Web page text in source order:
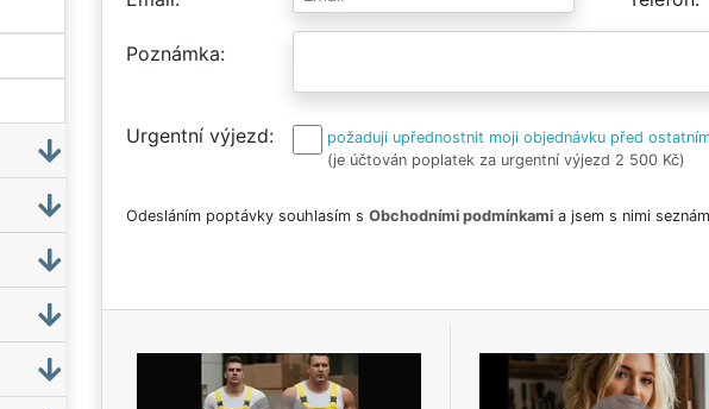
Poznámka
Urgentní výjezd
požaduji upřednostnit moji objednávku před
(je účtován poplatek za urgentní výjezd 2 500 Kč)
Odesláním poptávky souhlasím s Obchodními podmínkamia jsem s nimi